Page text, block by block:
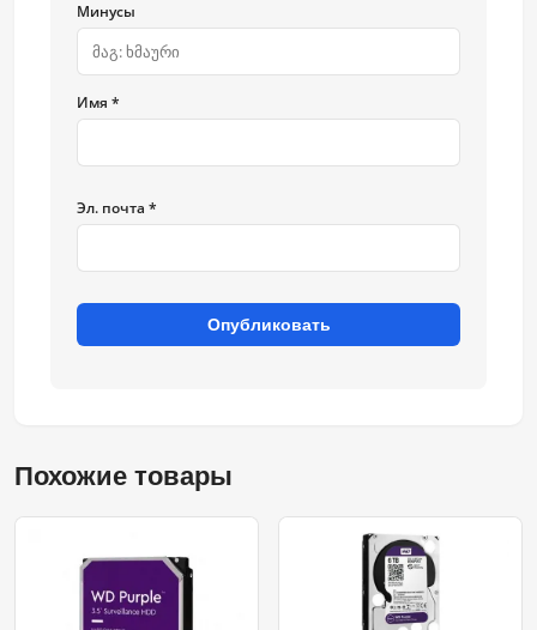
Минусы
Имя *
Эл. почта *
Опубликовать
Похожие товары